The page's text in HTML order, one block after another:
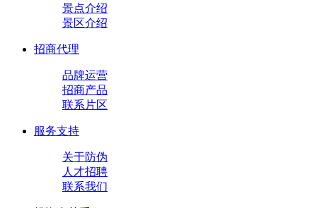
景点介绍
景区介绍
招商代理
品牌运营
招商产品
联系片区
服务支持
关于防伪
人才招聘
联系我们